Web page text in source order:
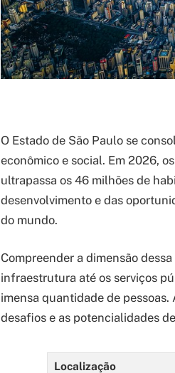
O Estado de São Paulo se
econômico e social. Em 2026,
ultrapassa os 46 milhões de
desenvolvimento e das
do mundo.
Compreender a dimensão
infraestrutura até os serviços
imensa quantidade de
desafios e as potencialidades
Localização